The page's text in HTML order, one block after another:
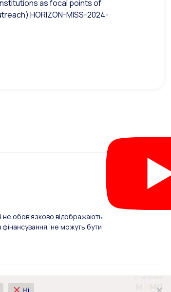
as focal points of
) HORIZON-MISS-2024-
не обов'язково відображають
не можуть бути
Ні